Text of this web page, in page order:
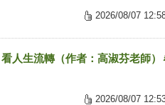
2026/08/07
人生流轉（作者：高淑芬老師）
2026/08/07